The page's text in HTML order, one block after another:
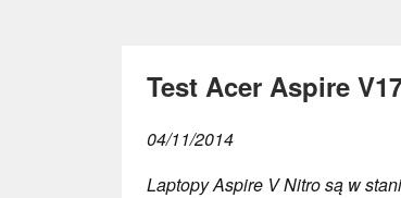
Test Acer Aspire
04/11/2014
Laptopy Aspire V Nitro są w